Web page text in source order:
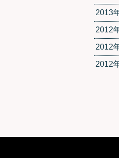
2013
2012
2012
2012